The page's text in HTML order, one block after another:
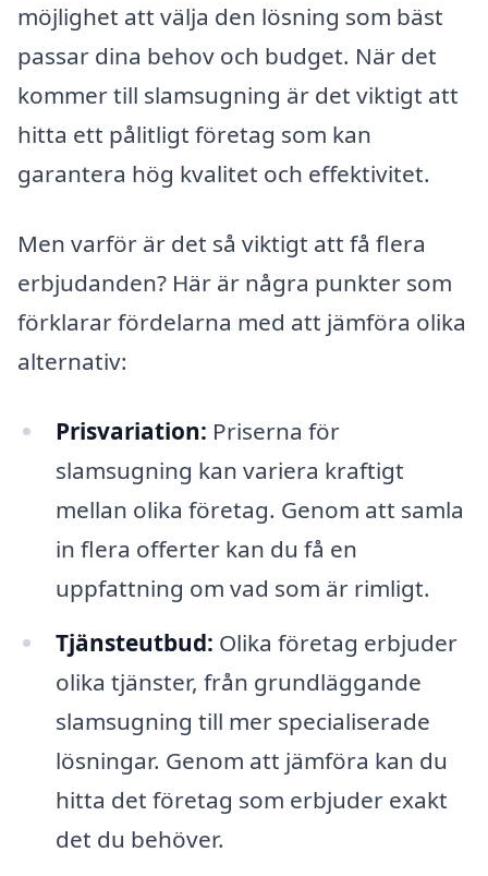
möjlighet att välja den lösning som bäst
passar dina behov och budget. När det
kommer till slamsugning är det viktigt att
hitta ett pålitligt företag som kan
garantera hög kvalitet och effektivitet.
Men varför är det så viktigt att få flera
erbjudanden? Här är några punkter som
förklarar fördelarna med att jämföra olika
alternativ:
Prisvariation: Priserna för
slamsugning kan variera kraftigt
mellan olika företag. Genom att samla
in flera offerter kan du få en
uppfattning om vad som är rimligt.
Tjänsteutbud: Olika företag erbjuder
olika tjänster, från grundläggande
slamsugning till mer specialiserade
lösningar. Genom att jämföra kan du
hitta det företag som erbjuder exakt
det du behöver.